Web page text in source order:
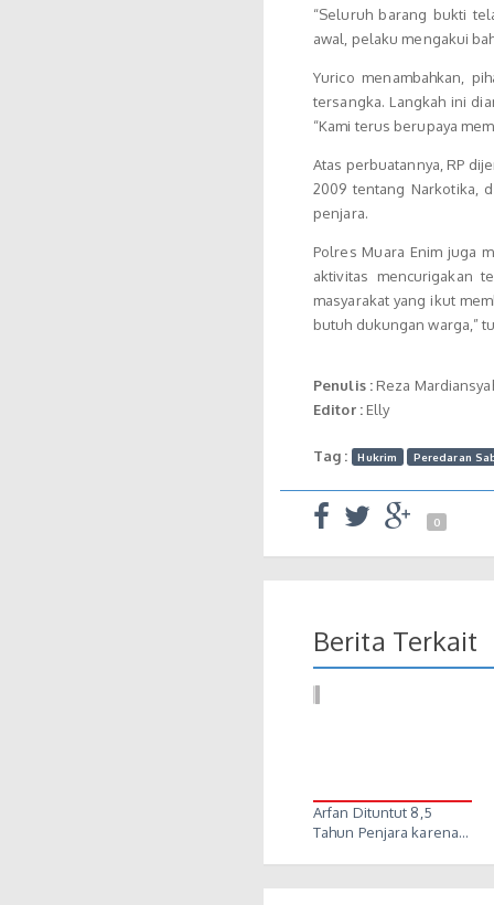
“Seluruh barang bukti
awal, pelaku mengakui
Yurico menambahkan,
tersangka. Langkah ini
“Kami terus berupaya
Atas perbuatannya, RP
2009 tentang Narkotika,
penjara.
Polres Muara Enim juga
aktivitas mencurigakan
masyarakat yang ikut
butuh dukungan warga,”
Penulis :Reza
Editor :Elly
Tag : Hukrim Peredaran
0
Berita Terkait
Arfan Dituntut 8,5
Tahun Penjara karena…